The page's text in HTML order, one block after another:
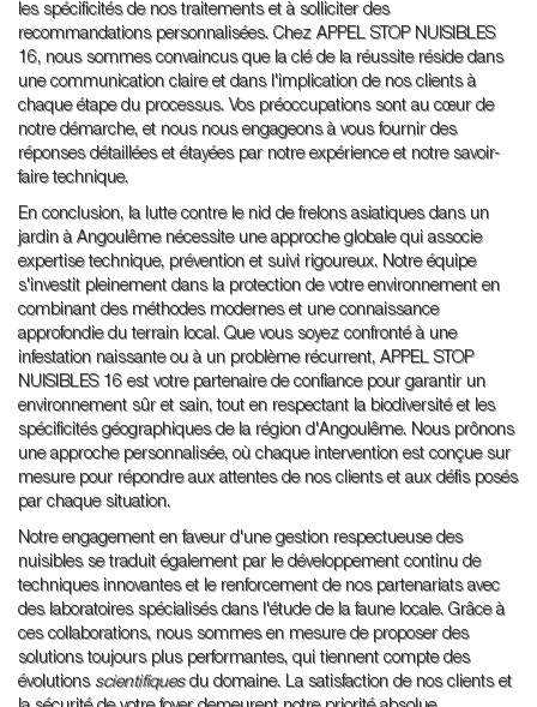
les spécificités de nos traitements et à solliciter des
recommandations personnalisées. Chez APPEL STOP NUISIBLES
16, nous sommes convaincus que la clé de la réussite réside dans
une communication claire et dans l'implication de nos clients à
chaque étape du processus. Vos préoccupations sont au cœur de
notre démarche, et nous nous engageons à vous fournir des
réponses détaillées et étayées par notre expérience et notre savoir-
faire technique.
En conclusion, la lutte contre le nid de frelons asiatiques dans un
jardin à Angoulême nécessite une approche globale qui associe
expertise technique, prévention et suivi rigoureux. Notre équipe
s'investit pleinement dans la protection de votre environnement en
combinant des méthodes modernes et une connaissance
approfondie du terrain local. Que vous soyez confronté à une
infestation naissante ou à un problème récurrent, APPEL STOP
NUISIBLES 16 est votre partenaire de confiance pour garantir un
environnement sûr et sain, tout en respectant la biodiversité et les
spécificités géographiques de la région d'Angoulême. Nous prônons
une approche personnalisée, où chaque intervention est conçue sur
mesure pour répondre aux attentes de nos clients et aux défis posés
par chaque situation.
Notre engagement en faveur d'une gestion respectueuse des
nuisibles se traduit également par le développement continu de
techniques innovantes et le renforcement de nos partenariats avec
des laboratoires spécialisés dans l'étude de la faune locale. Grâce à
ces collaborations, nous sommes en mesure de proposer des
solutions toujours plus performantes, qui tiennent compte des
évolutions scientifiquesdu domaine. La satisfaction de nos clients et